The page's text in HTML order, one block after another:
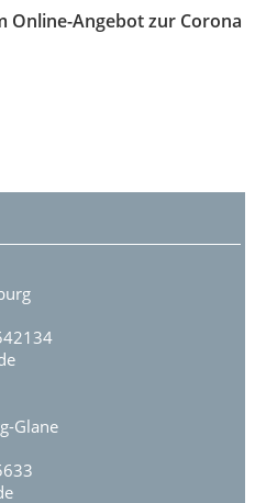
Online-Angebot zur Corona
Glane